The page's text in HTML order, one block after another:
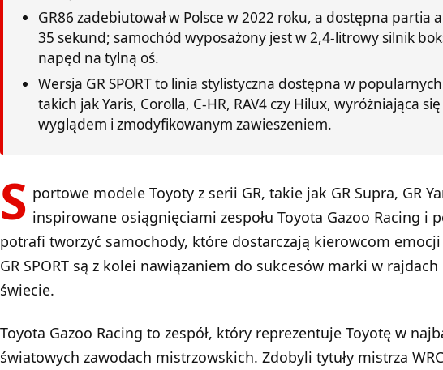
GR86 zadebiutował w Polsce w 2022 roku, a dostępna partia
35 sekund; samochód wyposażony jest w 2,4-litrowy silnik
napęd na tylną oś.
Wersja GR SPORT to linia stylistyczna dostępna w
takich jak Yaris, Corolla, C-HR, RAV4 czy Hilux, wyróżniająca
wyglądem i zmodyfikowanym zawieszeniem.
S portowe modele Toyoty z serii GR, takie jak GR Supra, GR
inspirowane osiągnięciami zespołu Toyota Gazoo Racing i
potrafi tworzyć samochody, które dostarczają kierowcom
GR SPORT są z kolei nawiązaniem do sukcesów marki w
świecie.
Toyota Gazoo Racing to zespół, który reprezentuje Toyotę w
światowych zawodach mistrzowskich. Zdobyli tytuły mistrza